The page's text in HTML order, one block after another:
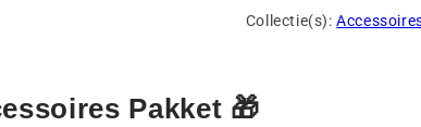
Collectie(s):
Pakket 🎁